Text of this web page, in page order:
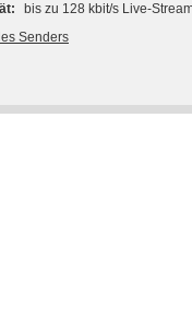
bis zu 128 kbit/s Live-
Senders